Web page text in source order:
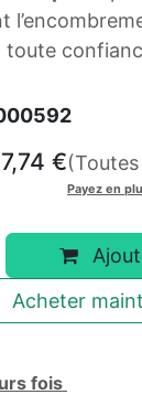
Acheter
€
Payez en
fois